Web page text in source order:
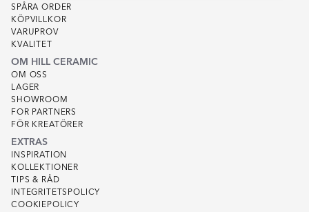
SPÅRA ORDER
KÖPVILLKOR
VARUPROV
KVALITET
OM HILL CERAMIC
OM OSS
LAGER
SHOWROOM
FOR PARTNERS
FÖR KREATÖRER
EXTRAS
INSPIRATION
KOLLEKTIONER
TIPS & RÅD
INTEGRITETSPOLICY
COOKIEPOLICY